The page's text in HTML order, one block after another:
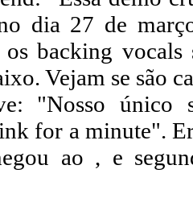
dia 27 de
backing vocals
Vejam se são
"Nosso único
for a minute".
ao , e